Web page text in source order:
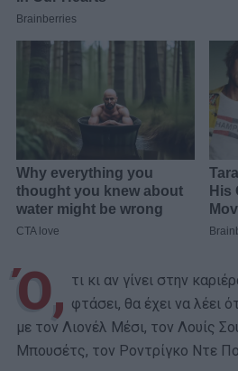
Ό, τι κι αν γίνει στην
φτάσει, θα έχει να λέει
με τον Λιονέλ Μέσι, τον Λουίς
Μπουσέτς, τον Ροντρίγκο Ντε